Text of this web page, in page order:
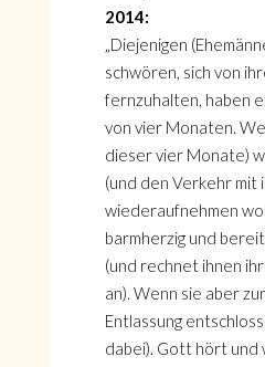
ÜBER AVANTGART.DE
IMPRESSUM & DATENSCHUTZ
2014:
„Diejenigen
schwören, sich von
fernzuhalten, haben
von vier Monaten.
dieser vier Monate)
(und den Verkehr mit
wiederaufnehmen
barmherzig und
(und rechnet ihnen
an). Wenn sie aber
Entlassung
dabei). Gott hört und